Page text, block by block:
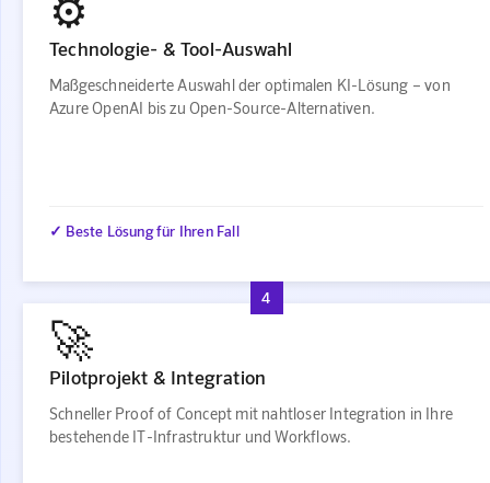
Technologie- & Tool-Auswahl
Maßgeschneiderte Auswahl der optimalen KI-Lösung – von
Azure OpenAI bis zu Open-Source-Alternativen.
✓ Beste Lösung für Ihren Fall
4
🚀
Pilotprojekt & Integration
Schneller Proof of Concept mit nahtloser Integration in Ihre
bestehende IT-Infrastruktur und Workflows.